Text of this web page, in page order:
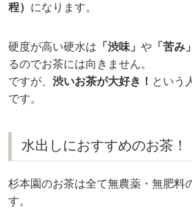
程） になります。
硬度が高い硬水は 「渋味」 や 「苦み」
るのでお茶には向きません。
ですが、 渋いお茶が大好き！ という
です。
水出しにおすすめのお茶！
杉本園のお茶は全て無農薬・無肥料
す。